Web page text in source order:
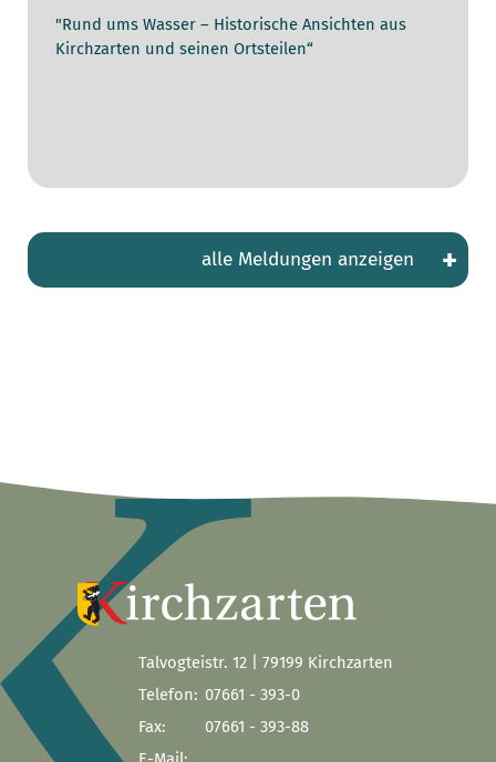
"Rund ums Wasser – Historische Ansichten aus
Kirchzarten und seinen Ortsteilen“
alle Meldungen anzeigen +
Talvogteistr. 12 | 79199 Kirchzarten
Telefon: 07661 - 393-0
Fax:
07661 - 393-88